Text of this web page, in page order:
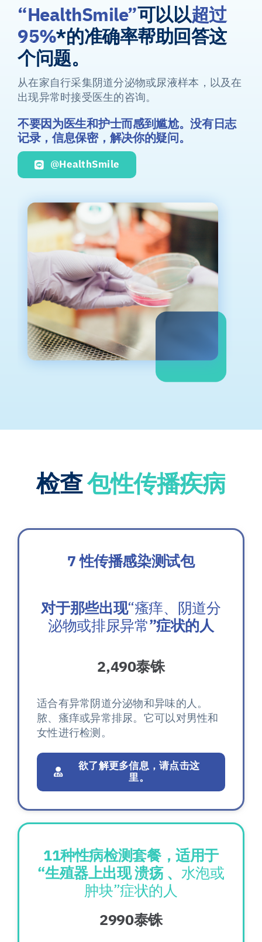
“HealthSmile”可以以超过
95%*的准确率帮助回答这
个问题。
从在家自行采集阴道分泌物或尿液样本，以及在
出现异常时接受医生的咨询。
不要因为医生和护士而感到尴尬。没有日志
记录，信息保密，解决你的疑问。
@HealthSmile
检查包性传播疾病
7 性传播感染测试包
对于那些出现“瘙痒、阴道分
泌物或排尿异常”症状的人
2,490泰铢
适合有异常阴道分泌物和异味的人。
脓、瘙痒或异常排尿。它可以对男性和
女性进行检测。
欲了解更多信息，请点击这
里。
11种性病检测套餐，适用于
“生殖器上出现 溃疡 、 水泡或
肿块”症状的人
2990泰铢